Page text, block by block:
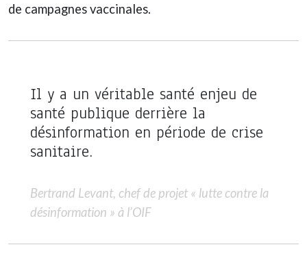
de campagnes vaccinales.
Il y a un véritable santé enjeu de
santé publique derrière la
désinformation en période de crise
sanitaire.
Bertrand Levant, chef de projet « lutte contre la
désinformation » à l’OIF